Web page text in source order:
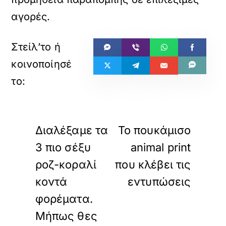
αγορές.
Διαλέξαμε τα
3 πιο σέξυ
ροζ-κοραλί
κοντά
φορέματα.
Μήπως θες
Το πουκάμισο
animal print
που κλέβει τις
εντυπώσεις